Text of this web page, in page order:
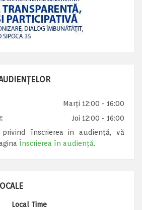
Marți 12:00 - 16:00
Joi 12:00 - 16:00
înscrierea in audiență, vă
Înscrierea în audiență.
Local Time